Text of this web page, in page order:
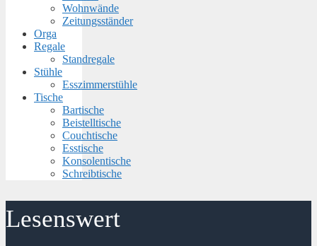
Wohnwände
Zeitungsständer
Orga
Regale
Standregale
Stühle
Esszimmerstühle
Tische
Bartische
Beistelltische
Couchtische
Esstische
Konsolentische
Schreibtische
Lesenswert